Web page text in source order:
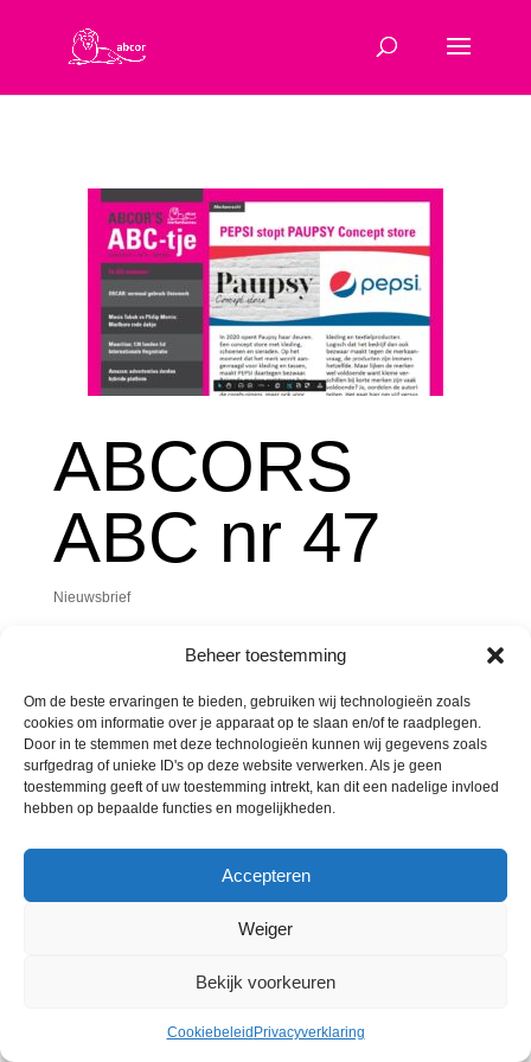
Beheer toestemming
Om de beste ervaringen te bieden, gebruiken wij technologieën zoals
cookies om informatie over je apparaat op te slaan en/of te raadplegen.
Door in te stemmen met deze technologieën kunnen wij gegevens zoals
surfgedrag of unieke ID's op deze website verwerken. Als je geen
toestemming geeft of uw toestemming intrekt, kan dit een nadelige invloed
hebben op bepaalde functies en mogelijkheden.
Accepteren
Weiger
Bekijk voorkeuren
Cookiebeleid Privacyverklaring
ABCORS
ABC nr 47
Nieuwsbrief
Klik hier om deze nieuwsbrief te open en
© Merkenbureau Abcor 2023.